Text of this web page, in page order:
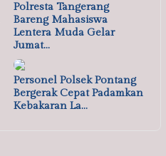
Polresta Tangerang
Bareng Mahasiswa
Lentera Muda Gelar
Jumat…
Personel Polsek Pontang
Bergerak Cepat Padamkan
Kebakaran La…